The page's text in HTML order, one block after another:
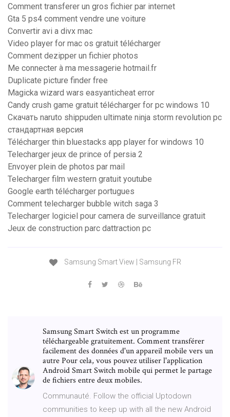
Comment transferer un gros fichier par internet
Gta 5 ps4 comment vendre une voiture
Convertir avi a divx mac
Video player for mac os gratuit télécharger
Comment dezipper un fichier photos
Me connecter à ma messagerie hotmail.fr
Duplicate picture finder free
Magicka wizard wars easyanticheat error
Candy crush game gratuit télécharger for pc windows 10
Скачать naruto shippuden ultimate ninja storm revolution pc
стандартная версия
Télécharger thin bluestacks app player for windows 10
Telecharger jeux de prince of persia 2
Envoyer plein de photos par mail
Telecharger film western gratuit youtube
Google earth télécharger portugues
Comment telecharger bubble witch saga 3
Telecharger logiciel pour camera de surveillance gratuit
Jeux de construction parc dattraction pc
Samsung Smart View | Samsung FR
Samsung Smart Switch est un programme
téléchargeable gratuitement. Comment transférer
facilement des données d'un appareil mobile vers un
autre Pour cela, vous pouvez utiliser l'application
Android Smart Switch mobile qui permet le partage
de fichiers entre deux mobiles.
Communauté. Follow the official Uptodown
communities to keep up with all the new Android